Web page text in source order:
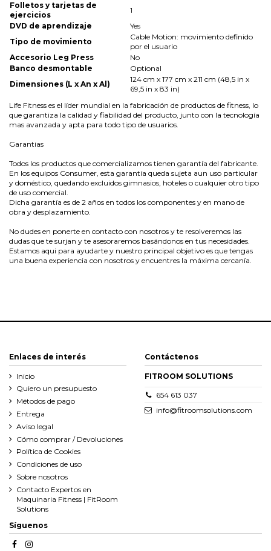
Folletos y tarjetas de
ejercicios
1
DVD de aprendizaje
Yes
Tipo de movimiento
Cable Motion: movimiento definido
por el usuario
Accesorio Leg Press
No
Banco desmontable
Optional
Dimensiones (L x An x Al)
124 cm x 177 cm x 211 cm (48,5 in x
69,5 in x 83 in)
Life Fitness es el líder mundial en la fabricación de productos de fitness, lo
que garantiza la calidad y fiabilidad del producto, junto con la tecnología
mas avanzada y apta para todo tipo de usuarios.
Garantias
Todos los productos que comercializamos tienen garantía del fabricante.
En los equipos Consumer, esta garantía queda sujeta aun uso particular
y doméstico, quedando excluidos gimnasios, hoteles o cualquier otro tipo
de uso comercial.
Dicha garantía es de 2 años en todos los componentes y en mano de
obra y desplazamiento.
No dudes en ponerte en contacto con nosotros y te resolveremos las
dudas que te surjan y te asesoraremos basándonos en tus necesidades.
Estamos aqui para ayudarte y nuestro principal objetivo es que tengas
una buena experiencia con nosotros y encuentres la máxima cercanía.
Enlaces de interés
Inicio
Quiero un presupuesto
Métodos de pago
Entrega
Aviso legal
Cómo comprar / Devoluciones
Política de Cookies
Condiciones de uso
Sobre nosotros
Contacto Expertos en
Maquinaria Fitness | FitRoom
Solutions
Contáctenos
FITROOM SOLUTIONS
654 613 037
info@fitroomsolutions.com
Síguenos